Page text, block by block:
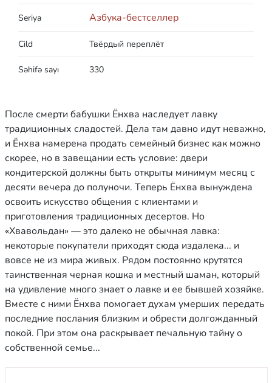
Seriya Азбука-бестселлер
Cild Твёрдый переплёт
Səhifə sayı 330
После смерти бабушки Ёнхва наследует лавку
традиционных сладостей. Дела там давно идут неважно,
и Ёнхва намерена продать семейный бизнес как можно
скорее, но в завещании есть условие: двери
кондитерской должны быть открыты минимум месяц с
десяти вечера до полуночи. Теперь Ёнхва вынуждена
освоить искусство общения с клиентами и
приготовления традиционных десертов. Но
«Хвавольдан» — это далеко не обычная лавка:
некоторые покупатели приходят сюда издалека... и
вовсе не из мира живых. Рядом постоянно крутятся
таинственная черная кошка и местный шаман, который
на удивление много знает о лавке и ее бывшей хозяйке.
Вместе с ними Ёнхва помогает духам умерших передать
последние послания близким и обрести долгожданный
покой. При этом она раскрывает печальную тайну о
собственной семье...